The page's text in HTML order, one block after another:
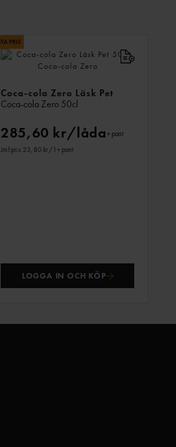
Coca-cola Zero Läsk Pet
Coca-cola Zero 50cl
285,60 kr/låda+ pant
Jmf.pris 23,80 kr/ l + pant
LOGGA IN OCH KÖP